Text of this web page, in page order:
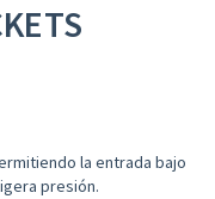
la entrada bajo
presión.